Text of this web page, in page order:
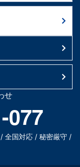
せ
077
全国対応 / 秘密厳守 /